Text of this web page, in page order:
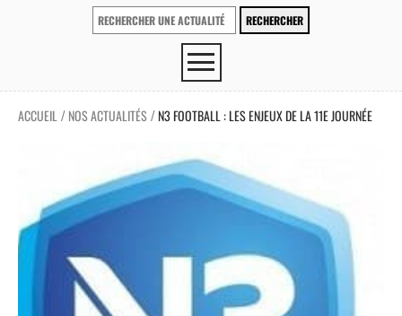
ACCUEIL / NOS ACTUALITÉS /N3 FOOTBALL : LES ENJEUX DE LA 11E JOURNÉE